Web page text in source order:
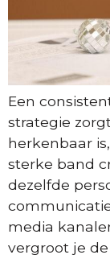
Een
strategie
herkenbaar
sterke band
dezelfde
media
vergroot je